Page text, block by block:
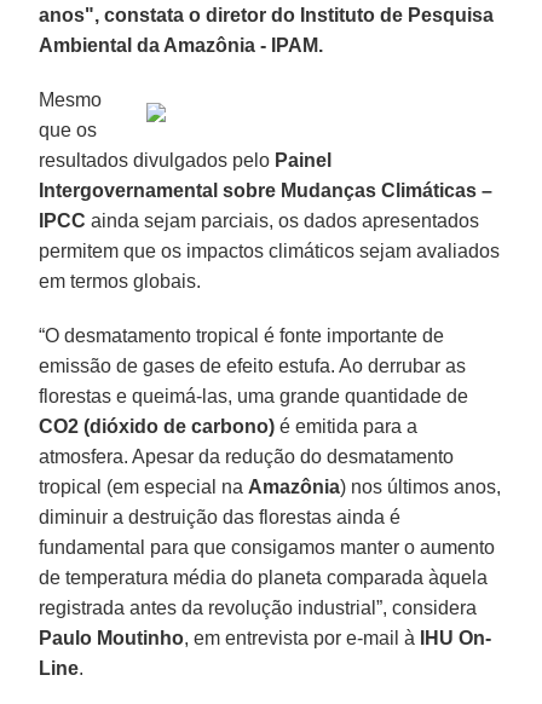
anos", constata o diretor do Instituto de Pesquisa
Ambiental da Amazônia - IPAM.
Mesmo
que os
resultados divulgados pelo Painel
Intergovernamental sobre Mudanças Climáticas –
IPCC ainda sejam parciais, os dados apresentados
permitem que os impactos climáticos sejam avaliados
em termos globais.
“O desmatamento tropical é fonte importante de
emissão de gases de efeito estufa. Ao derrubar as
florestas e queimá-las, uma grande quantidade de
CO2 (dióxido de carbono) é emitida para a
atmosfera. Apesar da redução do desmatamento
tropical (em especial na Amazônia) nos últimos anos,
diminuir a destruição das florestas ainda é
fundamental para que consigamos manter o aumento
de temperatura média do planeta comparada àquela
registrada antes da revolução industrial”, considera
Paulo Moutinho, em entrevista por e-mail à IHU On-
Line.